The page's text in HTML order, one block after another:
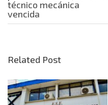
técnico mecánica
vencida
Related Post